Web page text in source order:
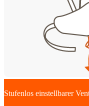
Stufenlos einstellbarer